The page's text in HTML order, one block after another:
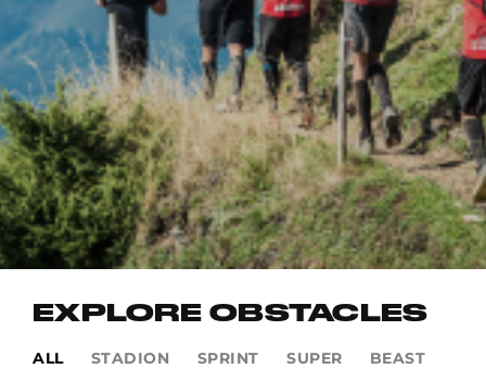
EXPLORE OBSTACLES
ALL STADION SPRINT SUPER BEAST